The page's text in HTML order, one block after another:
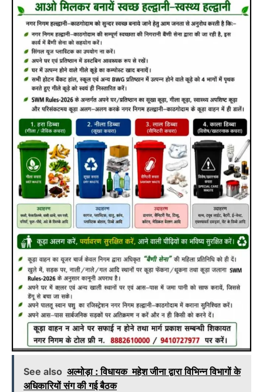
See also अल्मोड़ा : विधायक महेश जीना द्वारा विभिन्न विभागों के
अधिकारियों संग की गई बैठक